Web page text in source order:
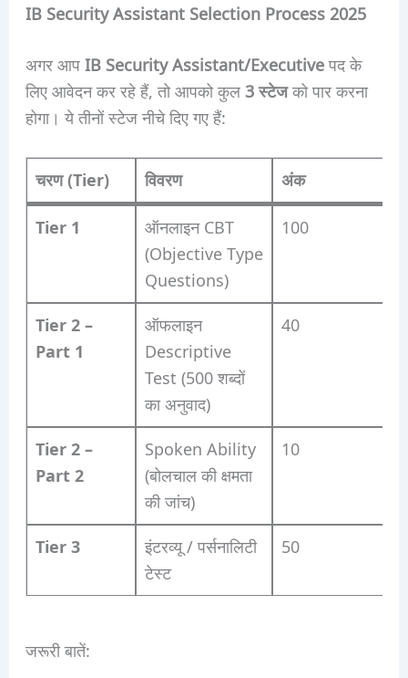
IB Security Assistant Selection Process 2025
अगर आपIB Security Assistant/Executiveपद के
लिए आवेदन कर रहे हैं, तो आपको कुल3 स्टेजको पार करना
होगा। ये तीनों स्टेज नीचे दिए गए हैं:
चरण (Tier) विवरण अंक
Tier 1
ऑनलाइन CBT
(Objective Type
Questions)
100
Tier 2 –
Part 1
ऑफलाइन
Descriptive
Test (500 शब्दों
का अनुवाद)
40
Tier 2 –
Part 2
Spoken Ability
(बोलचाल की क्षमता
की जांच)
10
Tier 3
इंटरव्यू / पर्सनालिटी
टेस्ट
50
जरूरी बातें: